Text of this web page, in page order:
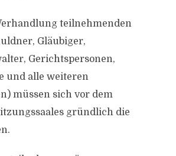
teilnehmenden
Gläubiger,
Gerichtspersonen,
und alle weiteren
müssen sich vor dem
gründlich die